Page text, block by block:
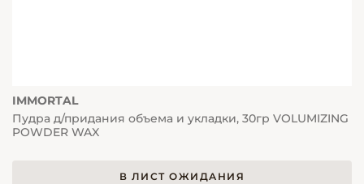
IMMORTAL
Пудра д/придания объема и укладки, 30гр VOLUMIZING
POWDER WAX
В ЛИСТ ОЖИДАНИЯ